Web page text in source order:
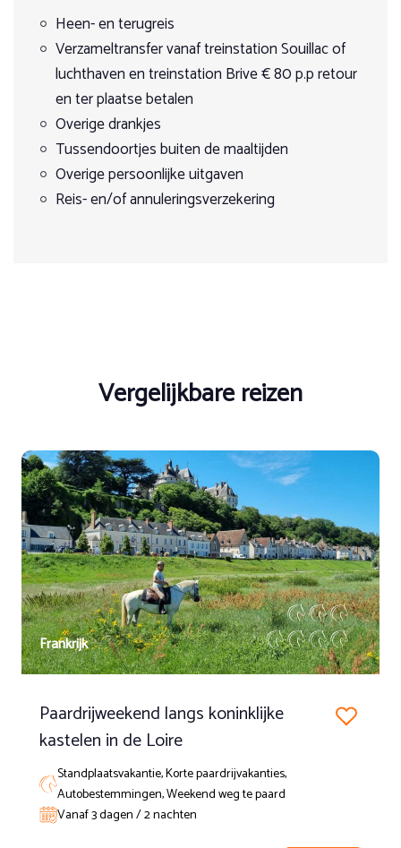
jongvolwassenen die bestaat uit 3 dagtochten en een
tweedaagse trektocht, leuke uitstapjes en gezellige
avondjes in het zuiden van Frankrijk.
Heen- en terugreis
Verzameltransfer vanaf treinstation Souillac of
luchthaven en treinstation Brive € 80 p.p retour
en ter plaatse betalen
Overige drankjes
Tussendoortjes buiten de maaltijden
Overige persoonlijke uitgaven
Reis- en/of annuleringsverzekering
Vergelijkbare reizen
Frankrijk
Paardrijweekend langs koninklijke
kastelen in de Loire
Standplaatsvakantie, Korte paardrijvakanties,
Autobestemmingen, Weekend weg te paard
Vanaf 3 dagen / 2 nachten